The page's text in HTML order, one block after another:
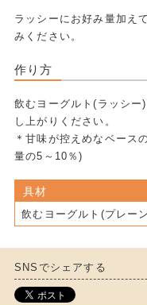
ラッシーにお好み量加え
みください。
作り方
飲むヨーグルト(ラッシー
し上がりください。
＊甘味が控えめなベース
量の5～10％)
具材
飲むヨーグルト(プレー
SNSでシェアする